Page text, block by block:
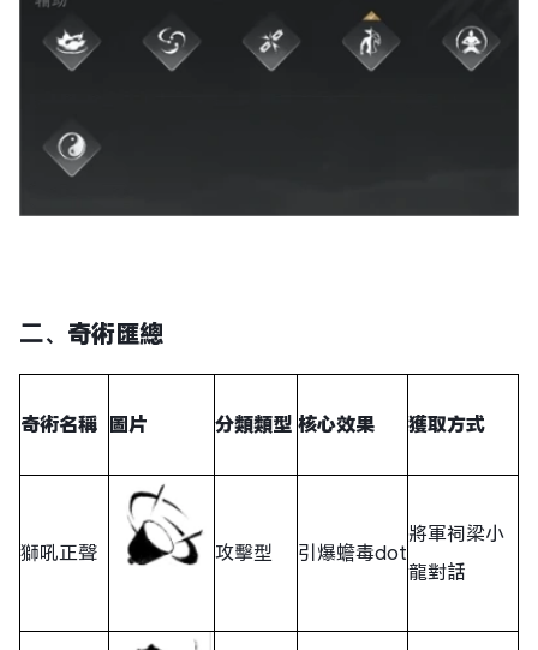
二、 奇術匯總
奇術名稱 圖片 分類類型 核心效果 獲取方式
獅吼正聲 攻擊型 引爆蟾毒dot
將軍祠梁小
龍對話